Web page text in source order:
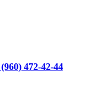
472-42-44